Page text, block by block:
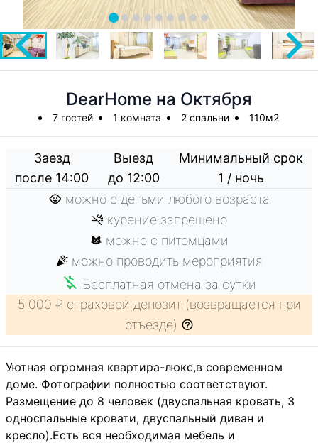
DearHome на Октября
7 гостей 1 комната 2 спальни 110м2
Заезд
после 14:00
Выезд
до 12:00
Минимальный срок
1 / ночь
можно с детьми любого возраста
курение запрещено
можно с питомцами
можно проводить мероприятия
Бесплатная отмена за сутки
5 000 ₽ страховой депозит (возвращается при
отъезде)
Уютная огромная квартира-люкс,в современном
доме. Фотографии полностью соответствуют.
Размещение до 8 человек (двуспальная кровать, 3
односпальные кровати, двуспальный диван и
кресло).Есть вся необходимая мебель и